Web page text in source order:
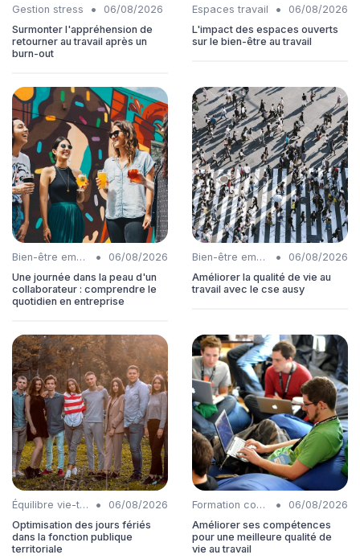
Gestion stress •
06/08/2026
Surmonter l'appréhension de
retourner au travail après un
burn-out
Espaces travail •
06/08/2026
L'impact des espaces ouverts
sur le bien-être au travail
Bien-être employés •
06/08/2026
Une journée dans la peau d'un
collaborateur : comprendre le
quotidien en entreprise
Bien-être employés •
06/08/2026
Améliorer la qualité de vie au
travail avec le cse ausy
Équilibre vie-travail •
06/08/2026
Optimisation des jours fériés
dans la fonction publique
territoriale
Formation continue •
06/08/2026
Améliorer ses compétences
pour une meilleure qualité de
vie au travail